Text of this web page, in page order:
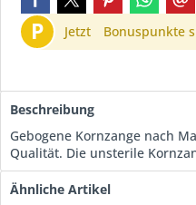
P Jetzt Bonuspunkte
Beschreibung
Gebogene Kornzange nach
Qualität. Die unsterile
Ähnliche Artikel